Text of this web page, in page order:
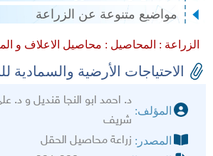
مواضيع متنوعة عن الزراعة
الزراعة : المحاصيل : محاصيل الاعلاف و
الاحتياجات الأرضية والسمادية
المؤلف:
د. احمد ابو النجا قنديل و د.
شريف
المصدر: زراعة محاصيل الحقل